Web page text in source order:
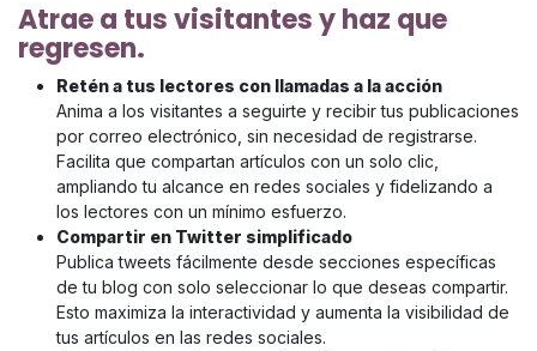
Atrae a tus visitantes y haz que
regresen.
Retén a tus lectores con llamadas a la acción
Anima a los visitantes a seguirte y recibir tus publicaciones
por correo electrónico, sin necesidad de registrarse.
Facilita que compartan artículos con un solo clic,
ampliando tu alcance en redes sociales y fidelizando a
los lectores con un mínimo esfuerzo.
Compartir en Twitter simplificado
Publica tweets fácilmente desde secciones específicas
de tu blog con solo seleccionar lo que deseas compartir.
Esto maximiza la interactividad y aumenta la visibilidad de
tus artículos en las redes sociales.